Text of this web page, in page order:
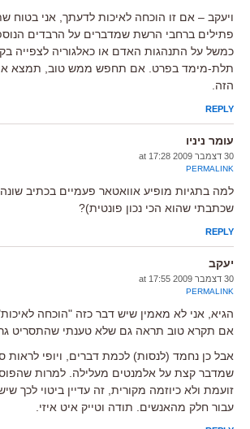
ויעקב – אם זו הוכחה לאיכות לדעתך, אני בטוח
פתילים ברחבי הרשת שמדברים על הרבדים
כמשל על התנהגות האדם או כאלגוריה לצפייה
תלת-מימד בפרט. אם תחפש ממש טוב, תמצא
הזה.
REPLY
עומר ניניו
30 דצמבר 2009 at 17:28
PERMALINK
למה בתגיות מופיע אוואטאר פעמיים בכתיב
שכתבתי שהוא הכי נכון פונטית)?
REPLY
יעקב
30 דצמבר 2009 at 17:55
PERMALINK
הגיא, אני לא מאמין שיש דבר כזה "הוכחה
אם תקרא טוב תראה גם שלא טענתי שהתסריט
אבל כן נחמד (לנסות) לכמת דברים, ויופי לראות
שמדבר קצת על אלמנטים מעלילה. למרות
זועמת ולא כיוזמה מקורית, זה עדיין ביטוי לכך
עבור חלק מהאנשים. תודה וטייק איט איזי.